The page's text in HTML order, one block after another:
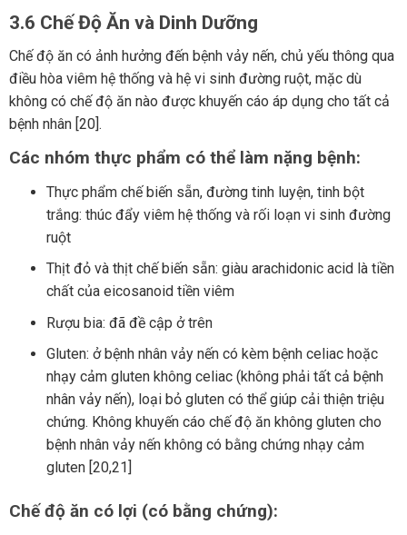
3.6 Chế Độ Ăn và Dinh Dưỡng
Chế độ ăn có ảnh hưởng đến bệnh vảy nến, chủ yếu thông qua
điều hòa viêm hệ thống và hệ vi sinh đường ruột, mặc dù
không có chế độ ăn nào được khuyến cáo áp dụng cho tất cả
bệnh nhân [20].
Các nhóm thực phẩm có thể làm nặng bệnh:
Thực phẩm chế biến sẵn, đường tinh luyện, tinh bột
trắng: thúc đẩy viêm hệ thống và rối loạn vi sinh đường
ruột
Thịt đỏ và thịt chế biến sẵn: giàu arachidonic acid là tiền
chất của eicosanoid tiền viêm
Rượu bia: đã đề cập ở trên
Gluten: ở bệnh nhân vảy nến có kèm bệnh celiac hoặc
nhạy cảm gluten không celiac (không phải tất cả bệnh
nhân vảy nến), loại bỏ gluten có thể giúp cải thiện triệu
chứng. Không khuyến cáo chế độ ăn không gluten cho
bệnh nhân vảy nến không có bằng chứng nhạy cảm
gluten [20,21]
Chế độ ăn có lợi (có bằng chứng):